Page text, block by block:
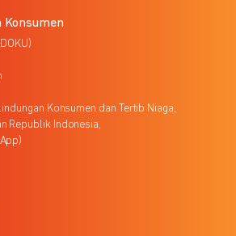
Konsumen
Konsumen dan Tertib Niaga,
Republik Indonesia,